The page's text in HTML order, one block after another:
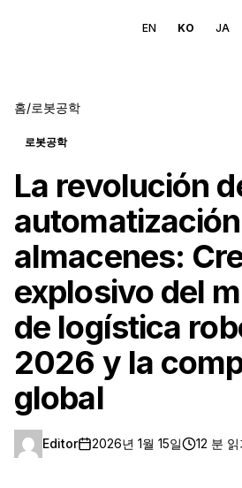
EN KO JA
홈/로봇공학
로봇공학
La revolución
almacenes:
explosivo del
de logística
2026 y la
global
Editor 2026년 1월 15일 12 분 읽